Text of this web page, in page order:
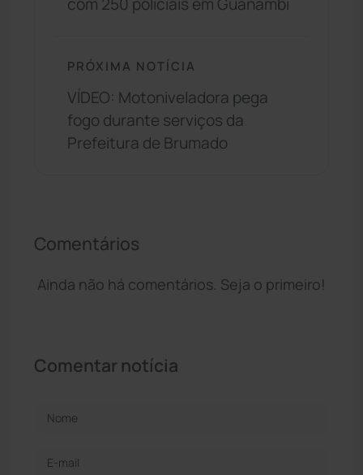
PRÓXIMA NOTÍCIA
VÍDEO: Motoniveladora pega
fogo durante serviços da
Prefeitura de Brumado
Comentários
Ainda não há comentários. Seja o primeiro!
Comentar notícia